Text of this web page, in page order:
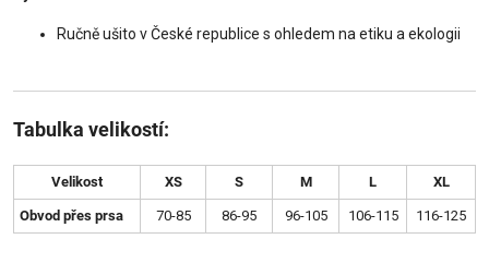
Ručně ušito v České republice s ohledem na etiku a ekologii
Tabulka velikostí:
Velikost XS S M L XL
Obvod přes prsa 70-85 86-95 96-105 106-115 116-125